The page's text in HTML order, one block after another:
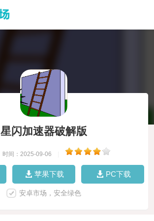
星闪加速器破解版
时间：2025-09-06
苹果下载 PC下载
安卓市场，安全绿色